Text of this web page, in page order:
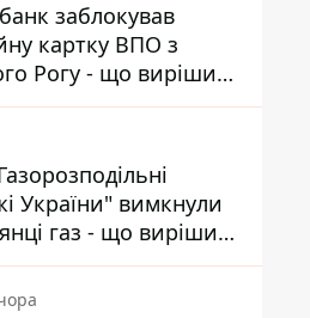
заблокував
картку ВПО з
Рогу - що вирішив
України" вимкнули
газ - що вирішив